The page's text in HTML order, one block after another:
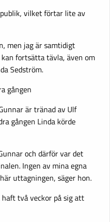
vilket förtar lite av
men jag är samtidigt
fortsätta tävla, även om
Sedström.
gången
är tränad av Ulf
gången Linda körde
och därför var det
Ingen av mina egna
uttagningen, säger hon.
två veckor på sig att